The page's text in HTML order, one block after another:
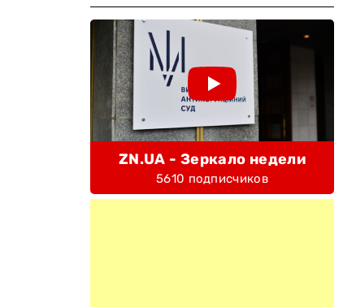
ZN.UA - Зеркало недели
5610 подписчиков